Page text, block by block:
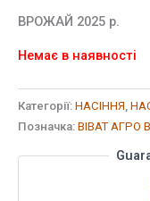
ВРОЖАЙ 2025 р.
Немає в наявності
Категорії: НАСІННЯ
Позначка: ВІВАТ АГРО